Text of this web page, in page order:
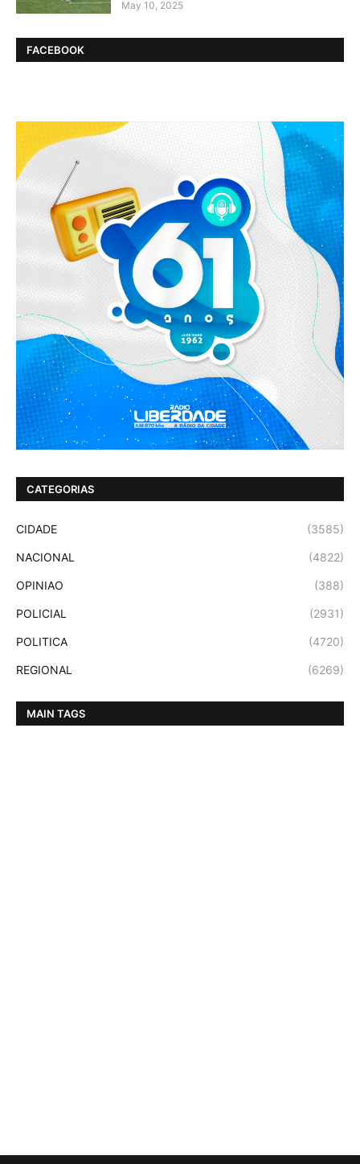
May 10, 2025
FACEBOOK
CATEGORIAS
CIDADE (3585)
NACIONAL (4822)
OPINIAO (388)
POLICIAL (2931)
POLITICA (4720)
REGIONAL (6269)
MAIN TAGS